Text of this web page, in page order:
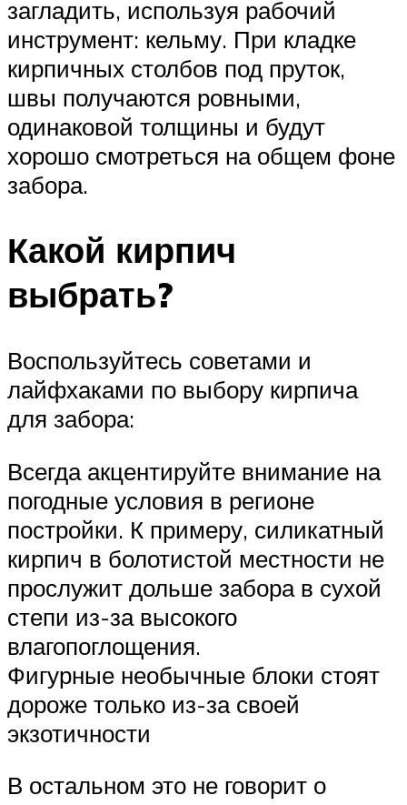
загладить, используя рабочий
инструмент: кельму. При кладке
кирпичных столбов под пруток,
швы получаются ровными,
одинаковой толщины и будут
хорошо смотреться на общем фоне
забора.
Какой кирпич
выбрать?
Воспользуйтесь советами и
лайфхаками по выбору кирпича
для забора:
Всегда акцентируйте внимание на
погодные условия в регионе
постройки. К примеру, силикатный
кирпич в болотистой местности не
прослужит дольше забора в сухой
степи из-за высокого
влагопоглощения.
Фигурные необычные блоки стоят
дороже только из-за своей
экзотичности
В остальном это не говорит о